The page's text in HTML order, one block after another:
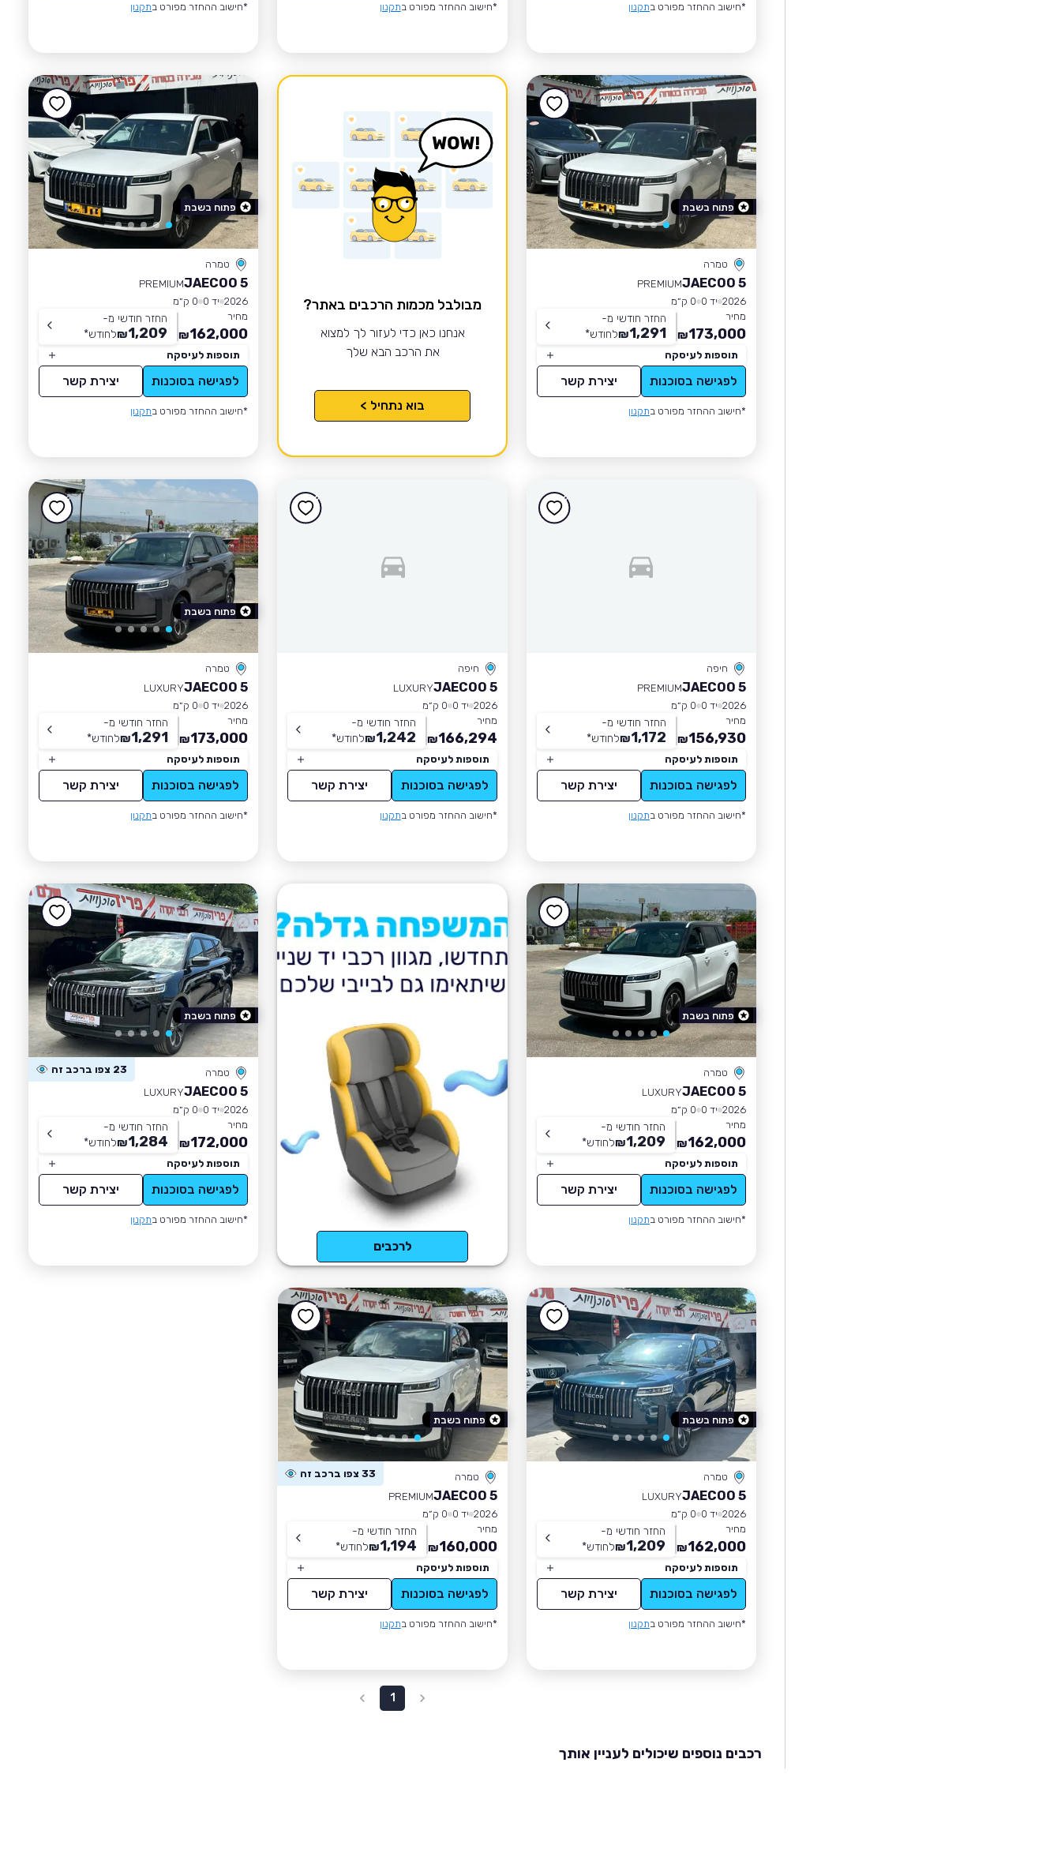
*חישוב ההחזר מפורט בתקנון *חישוב ההחזר מפורט בתקנון *חישוב ההחזר מפורט בתקנון
טמרה
JAECOO 5
PREMIUM
2026 יד 0
0 ק״מ
מחיר
173,000
₪
החזר חודשי מ-
1,291
₪לחודש*
תוספות לעיסקה
לפגישה בסוכנות יצירת קשר
*חישוב ההחזר מפורט בתקנון
פתוח בשבת
מבולבל מכמות הרכבים באתר?
אנחנו כאן כדי לעזור לך למצוא
את הרכב הבא שלך
בוא נתחיל >
טמרה
JAECOO 5
PREMIUM
2026 יד 0
0 ק״מ
מחיר
162,000
₪
החזר חודשי מ-
1,209
₪לחודש*
תוספות לעיסקה
לפגישה בסוכנות יצירת קשר
*חישוב ההחזר מפורט בתקנון
פתוח בשבת
חיפה
JAECOO 5
PREMIUM
2026 יד 0
0 ק״מ
מחיר
156,930
₪
החזר חודשי מ-
1,172
₪לחודש*
תוספות לעיסקה
לפגישה בסוכנות יצירת קשר
*חישוב ההחזר מפורט בתקנון
חיפה
JAECOO 5
LUXURY
2026 יד 0
0 ק״מ
מחיר
166,294
₪
החזר חודשי מ-
1,242
₪לחודש*
תוספות לעיסקה
לפגישה בסוכנות יצירת קשר
*חישוב ההחזר מפורט בתקנון
טמרה
JAECOO 5
LUXURY
2026 יד 0
0 ק״מ
מחיר
173,000
₪
החזר חודשי מ-
1,291
₪לחודש*
תוספות לעיסקה
לפגישה בסוכנות יצירת קשר
*חישוב ההחזר מפורט בתקנון
פתוח בשבת
טמרה
JAECOO 5
LUXURY
2026 יד 0
0 ק״מ
מחיר
162,000
₪
החזר חודשי מ-
1,209
₪לחודש*
תוספות לעיסקה
לפגישה בסוכנות יצירת קשר
*חישוב ההחזר מפורט בתקנון
פתוח בשבת
לרכבים
טמרה 23 צפו ברכב זה
JAECOO 5
LUXURY
2026 יד 0
0 ק״מ
מחיר
172,000
₪
החזר חודשי מ-
1,284
₪לחודש*
תוספות לעיסקה
לפגישה בסוכנות יצירת קשר
*חישוב ההחזר מפורט בתקנון
פתוח בשבת
טמרה
JAECOO 5
LUXURY
2026 יד 0
0 ק״מ
מחיר
162,000
₪
החזר חודשי מ-
1,209
₪לחודש*
תוספות לעיסקה
לפגישה בסוכנות יצירת קשר
*חישוב ההחזר מפורט בתקנון
פתוח בשבת
טמרה 33 צפו ברכב זה
JAECOO 5
PREMIUM
2026 יד 0
0 ק״מ
מחיר
160,000
₪
החזר חודשי מ-
1,194
₪לחודש*
תוספות לעיסקה
לפגישה בסוכנות יצירת קשר
*חישוב ההחזר מפורט בתקנון
פתוח בשבת
1
רכבים נוספים שיכולים לעניין אותך